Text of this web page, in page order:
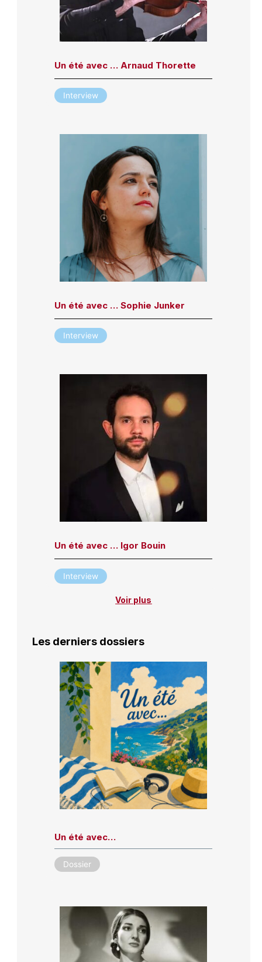
Un été avec … Arnaud Thorette
Interview
Un été avec … Sophie Junker
Interview
Un été avec … Igor Bouin
Interview
Voir plus
Les derniers dossiers
Un été avec…
Dossier